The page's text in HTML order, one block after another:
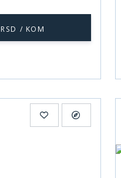
RSD / KOM